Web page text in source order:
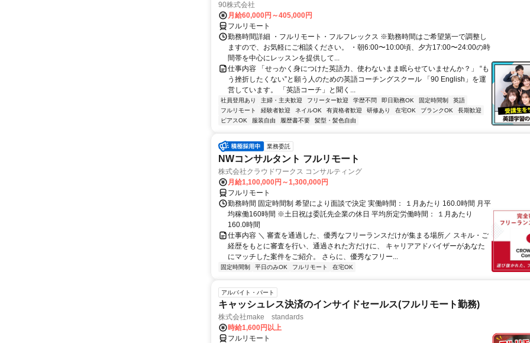
90株式会社
月給60,000円～405,000円
フルリモート
勤務時間詳細 ・フルリモート・フルフレックス ※勤務時間はご希望第一で調整し
ますので、お気軽にご相談ください。 ・朝6:00〜10:00頃、夕方17:00〜24:00の時
間帯を中心にレッスンを提供して...
仕事内容 「せっかく身につけた英語力、使わないまま眠らせていませんか？」 “も
う挫折したくない”と願う人のための英語コーチングスクール 「90 English」を運
営しています。 「英語コーチ」と聞く...
社員登用あり 主婦・主夫歓迎 フリーター歓迎 学歴不問 即日勤務OK 固定時間制
英語
フルリモート
経験者歓迎 ネイルOK 有資格者歓迎 研修あり 在宅OK ブランクOK
長期歓迎
ピアスOK
服装自由 履歴書不要 髪型・髪色自由
業務委託
NWコンサルタント フルリモート
株式会社クラウドワークス コンサルティング
月給1,100,000円～1,300,000円
フルリモート
勤務時間 固定時間制 希望により面談で決定 実働時間： １月あたり 160.0時間 月平
均稼働160時間 ※土日祝は委託先企業の休日 平均所定労働時間： １月あたり
160.0時間
仕事内容 ＼ 審査を通過した、優秀なフリーランスだけが集まる場所／ スキル・ご
経歴をもとに審査を行い、通過された方だけに、 キャリアアドバイザーがあなた
にマッチした案件をご紹介。 さらに、優秀なフリー...
固定時間制 平日のみOK フルリモート 在宅OK
アルバイト・パート
キャッシュレス決済のインサイドセールス(フルリモート勤務)
株式会社make standards
時給1,600円以上
フルリモート